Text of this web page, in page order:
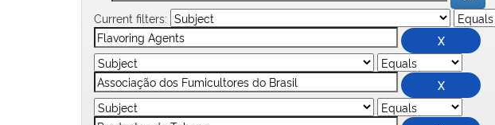
Current filters: